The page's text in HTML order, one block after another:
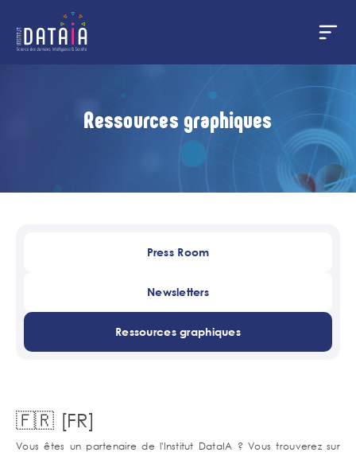
Ressources graphiques
Press Room
Newsletters
Ressources graphiques
🇫🇷 [FR]
Vous êtes un partenaire de l'Institut DataIA ? Vous trouverez sur
Cookies management panel